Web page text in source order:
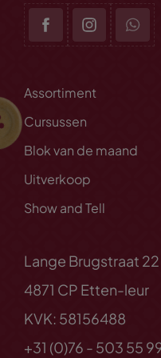
Assortiment
Cursussen
Blok van de maand
Uitverkoop
Show and Tell
Lange Brugstraat 22
4871 CP Etten-leur
KVK: 58156488
+31 (0)76 - 503 55